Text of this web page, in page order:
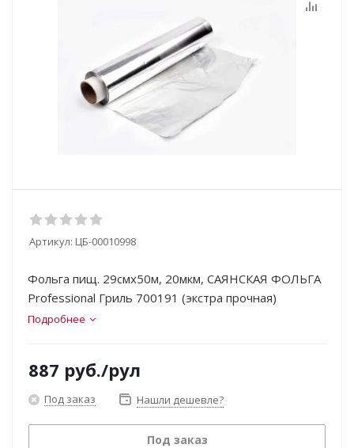
Артикул: ЦБ-00010998
Фольга пищ. 29смх50м, 20мкм, САЯНСКАЯ ФОЛЬГА
Professional Гриль 700191 (экстра прочная)
Подробнее
887 руб./рул
Под заказ Нашли дешевле?
Под заказ